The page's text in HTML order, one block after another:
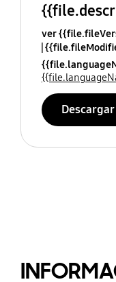
ver
Descargar